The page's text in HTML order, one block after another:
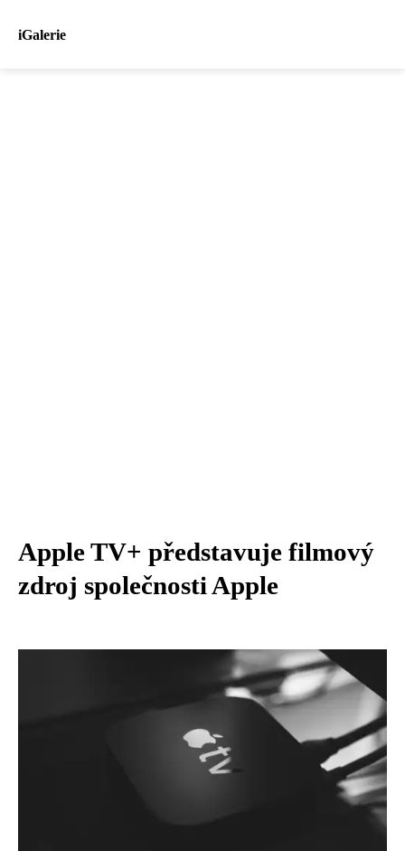
iGalerie
Apple TV+ představuje filmový
zdroj společnosti Apple